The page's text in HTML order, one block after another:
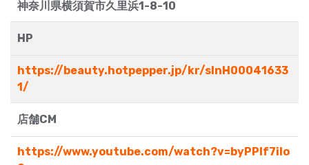
神奈川県横須賀市久里浜1-8-10
HP
https://beauty.hotpepper.jp/kr/slnH00041633
1/
店舗CM
https://www.youtube.com/watch?v=byPPlf7iIo